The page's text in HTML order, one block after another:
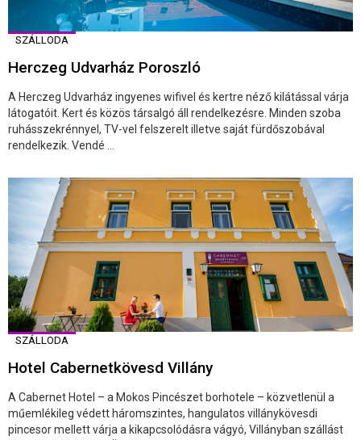
SZÁLLODA
Herczeg Udvarház Poroszló
A Herczeg Udvarház ingyenes wifivel és kertre néző kilátással várja
látogatóit. Kert és közös társalgó áll rendelkezésre. Minden szoba
ruhásszekrénnyel, TV-vel felszerelt illetve saját fürdőszobával
rendelkezik. Vendé ...
SZÁLLODA
Hotel Cabernetkövesd Villány
A Cabernet Hotel – a Mokos Pincészet borhotele – közvetlenül a
műemlékileg védett háromszintes, hangulatos villánykövesdi
pincesor mellett várja a kikapcsolódásra vágyó, Villányban szállást